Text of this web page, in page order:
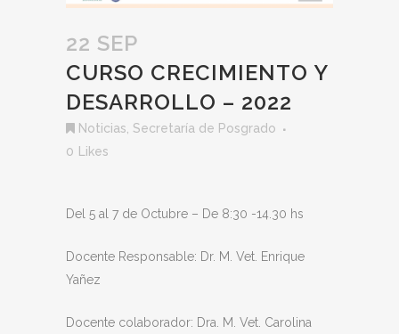
22 SEP
CURSO CRECIMIENTO Y
DESARROLLO – 2022
Noticias Secretaría de Posgrado
0
Likes
Del 5 al 7 de Octubre – De 8:30 -14.30 hs
Docente Responsable: Dr. M. Vet. Enrique
Yañez
Docente colaborador: Dra. M. Vet. Carolina